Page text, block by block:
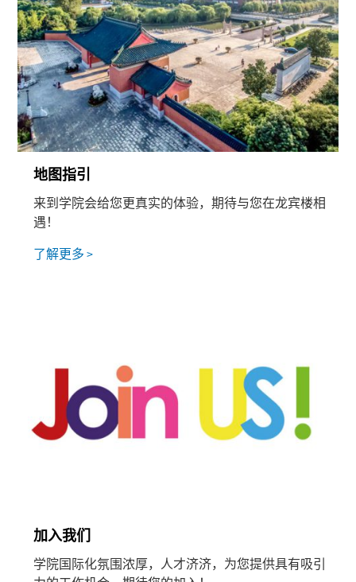
地图指引
来到学院会给您更真实的体验，期待与您在龙宾楼相
遇！
了解更多 >
加入我们
学院国际化氛围浓厚，人才济济，为您提供具有吸引